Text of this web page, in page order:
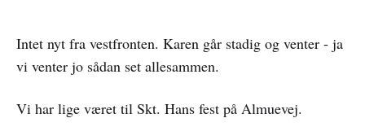
Intet nyt fra vestfronten. Karen går stadig og venter - ja
vi venter jo sådan set allesammen.
Vi har lige været til Skt. Hans fest på Almuevej.